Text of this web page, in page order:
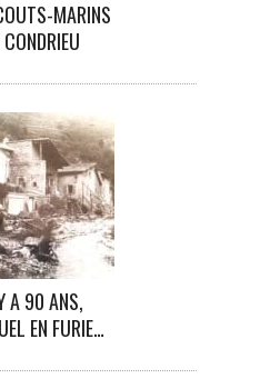
MARINS
CONDRIEU
A 90 ANS,
EN FURIE…